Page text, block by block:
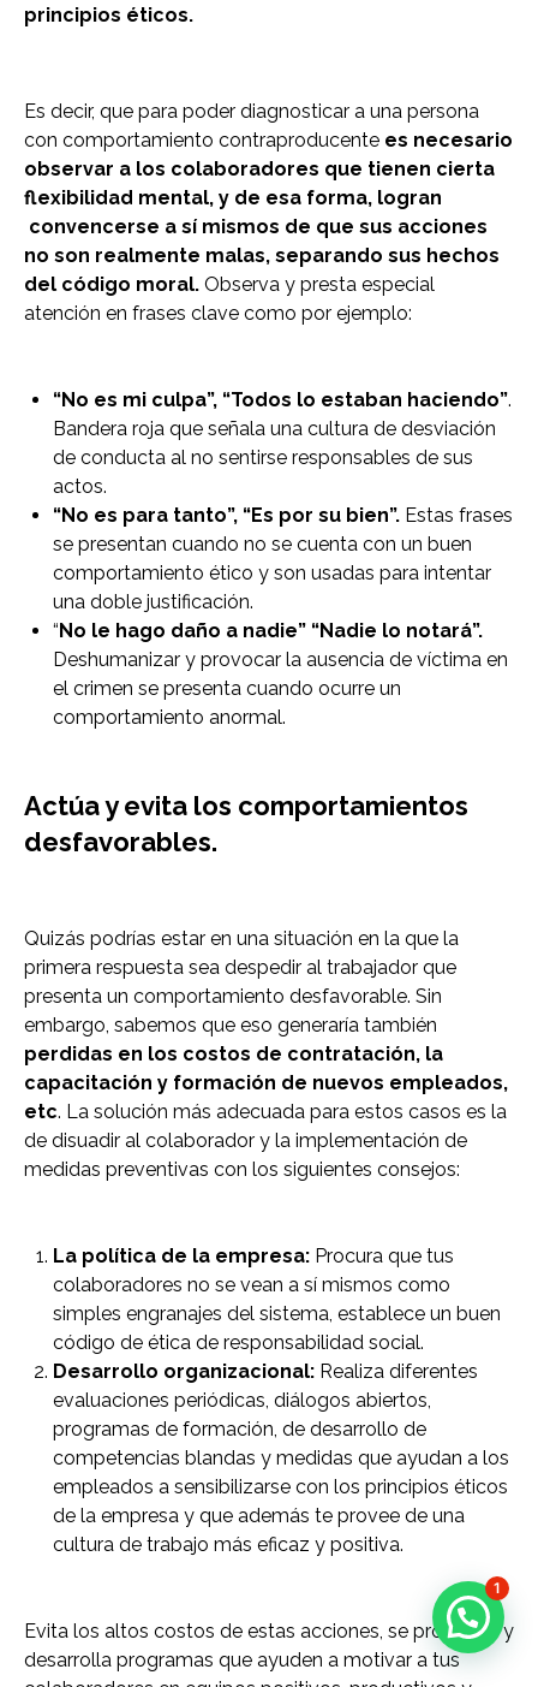
principios éticos.
Es decir, que para poder diagnosticar a una persona
con comportamiento contraproducente es necesario
observar a los colaboradores que tienen cierta
flexibilidad mental, y de esa forma, logran
convencerse a sí mismos de que sus acciones
no son realmente malas, separando sus hechos
del código moral. Observa y presta especial
atención en frases clave como por ejemplo:
“No es mi culpa”, “Todos lo estaban haciendo”.
Bandera roja que señala una cultura de desviación
de conducta al no sentirse responsables de sus
actos.
“No es para tanto”, “Es por su bien”. Estas frases
se presentan cuando no se cuenta con un buen
comportamiento ético y son usadas para intentar
una doble justificación.
“ No le hago daño a nadie” “Nadie lo notará”.
Deshumanizar y provocar la ausencia de víctima en
el crimen se presenta cuando ocurre un
comportamiento anormal.
Actúa y evita los comportamientos
desfavorables.
Quizás podrías estar en una situación en la que la
primera respuesta sea despedir al trabajador que
presenta un comportamiento desfavorable. Sin
embargo, sabemos que eso generaría también
perdidas en los costos de contratación, la
capacitación y formación de nuevos empleados,
etc. La solución más adecuada para estos casos es la
de disuadir al colaborador y la implementación de
medidas preventivas con los siguientes consejos:
La política de la empresa: Procura que tus
colaboradores no se vean a sí mismos como
simples engranajes del sistema, establece un buen
código de ética de responsabilidad social.
Desarrollo organizacional: Realiza diferentes
evaluaciones periódicas, diálogos abiertos,
programas de formación, de desarrollo de
competencias blandas y medidas que ayudan a los
empleados a sensibilizarse con los principios éticos
de la empresa y que además te provee de una
cultura de trabajo más eficaz y positiva.
Evita los altos costos de estas acciones, se proactivo y
desarrolla programas que ayuden a motivar a tus
1